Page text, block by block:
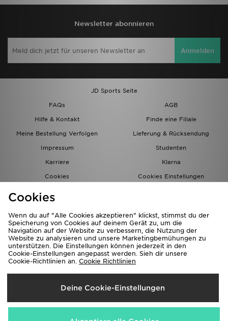
Newsletter abonnieren
Anmelden
JD Sports Seite
FAQs
AGB
Hilfe & Kontakt
Finde eine Filiale
Meine Bestellung Verfolgen
Lieferung & Rücksendung
Impressum
Studenten
Karriere
Klarna
Cookies
Cookies Einstellungen
Lieferung Nach
Deutschland
Wir akzeptieren folgende Zahlungsmethoden
Blog
Cookies
Wenn du auf "Alle Cookies akzeptieren" klickst, stimmst du der
Speicherung von Cookies auf deinem Gerät zu, um die
Navigation auf der Website zu verbessern, die Nutzung der
Website zu analysieren und unsere Marketingbemühungen zu
unterstützen. Die Einstellungen können jederzeit in den
Cookie-Einstellungen angepasst werden. Sieh dir unsere
Cookie-Richtlinien an. Cookie Richtlinien
Deine Cookie-Einstellungen